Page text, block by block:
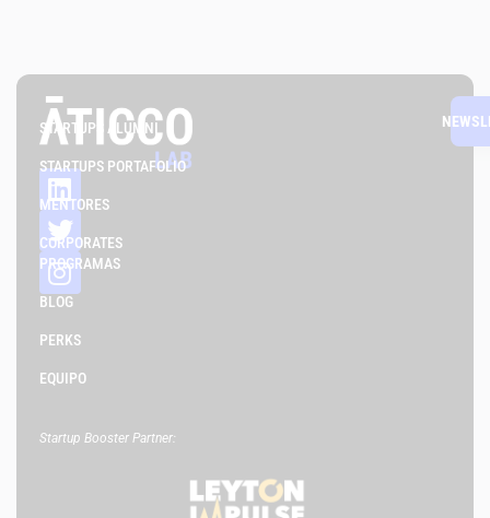
STARTUPS ALUMNI
STARTUPS PORTAFOLIO
MENTORES
CORPORATES
PROGRAMAS
BLOG
PERKS
EQUIPO
Startup Booster Partner: